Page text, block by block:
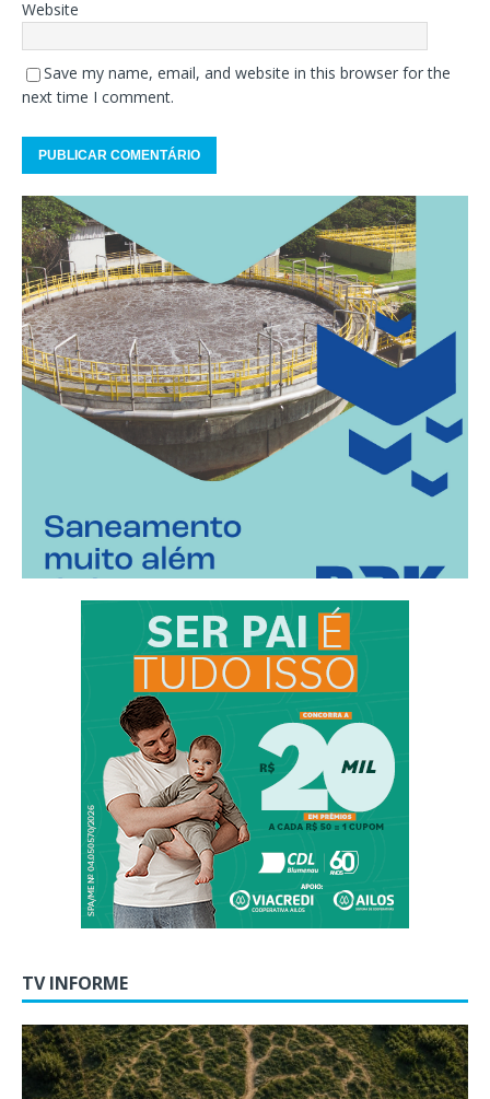
Website
Save my name, email, and website in this browser for the
next time I comment.
TV INFORME